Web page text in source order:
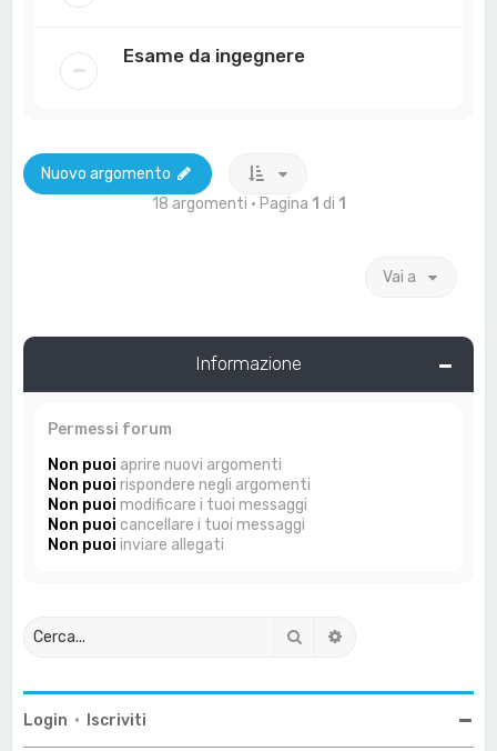
Esame da ingegnere
Nuovo argomento
18 argomenti • Pagina 1 di 1
Vai a
Informazione
Permessi forum
Non puoi aprire nuovi argomenti
Non puoi rispondere negli argomenti
Non puoi modificare i tuoi messaggi
Non puoi cancellare i tuoi messaggi
Non puoi inviare allegati
Cerca
Login • Iscriviti